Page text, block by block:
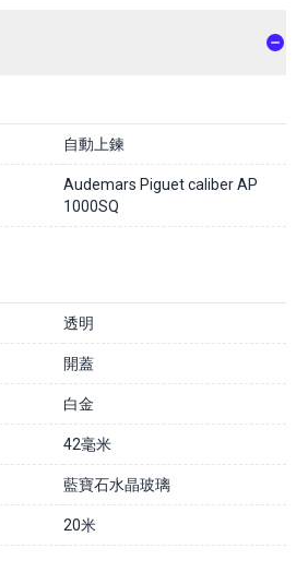
自動上鍊
Audemars Piguet caliber AP
1000SQ
透明
開蓋
白金
42毫米
藍寶石水晶玻璃
20米